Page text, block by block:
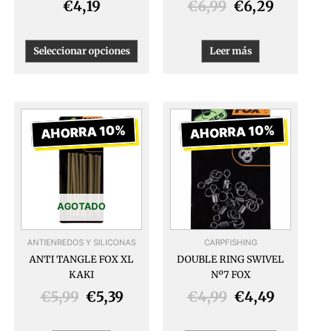
€4,19
Seleccionar opciones
€6,99 €6,29
Leer más
AHORRA 10%
AGOTADO
ANTIENREDOS Y SILICONAS
ANTI TANGLE FOX XL
KAKI
€5,99
El
precio
original
era:
€5,39
El
precio
actual
AHORRA 10%
CARPFISHING
DOUBLE RING SWIVEL
Nº7 FOX
€4,99
El
precio
original
era:
€4,99.
€4,49
El